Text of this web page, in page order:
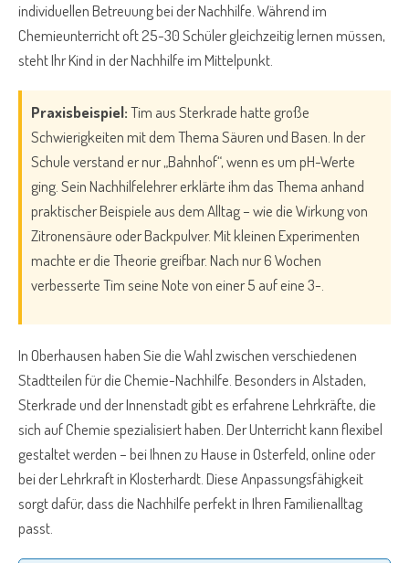
individuellen Betreuung bei der Nachhilfe. Während im
Chemieunterricht oft 25-30 Schüler gleichzeitig lernen müssen,
steht Ihr Kind in der Nachhilfe im Mittelpunkt.
Praxisbeispiel:Tim aus Sterkrade hatte große
Schwierigkeiten mit dem Thema Säuren und Basen. In der
Schule verstand er nur „Bahnhof“, wenn es um pH-Werte
ging. Sein Nachhilfelehrer erklärte ihm das Thema anhand
praktischer Beispiele aus dem Alltag – wie die Wirkung von
Zitronensäure oder Backpulver. Mit kleinen Experimenten
machte er die Theorie greifbar. Nach nur 6 Wochen
verbesserte Tim seine Note von einer 5 auf eine 3-.
In Oberhausen haben Sie die Wahl zwischen verschiedenen
Stadtteilen für die Chemie-Nachhilfe. Besonders in Alstaden,
Sterkrade und der Innenstadt gibt es erfahrene Lehrkräfte, die
sich auf Chemie spezialisiert haben. Der Unterricht kann flexibel
gestaltet werden – bei Ihnen zu Hause in Osterfeld, online oder
bei der Lehrkraft in Klosterhardt. Diese Anpassungsfähigkeit
sorgt dafür, dass die Nachhilfe perfekt in Ihren Familienalltag
passt.